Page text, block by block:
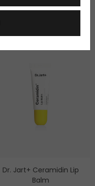
Dr. Jart+ Ceramidin Lip
Balm